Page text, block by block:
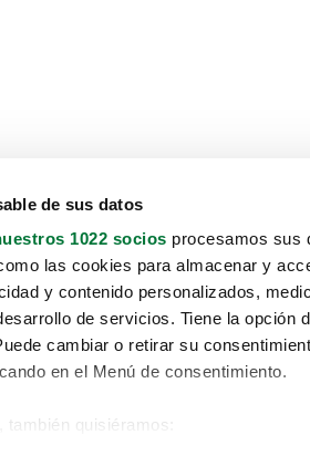
de sus datos
1022 socios procesamos sus
las cookies para almacenar y
y contenido personalizados,
de servicios. Tiene la opción
cambiar o retirar su
en el Menú de consentimiento.
también quisiéramos: